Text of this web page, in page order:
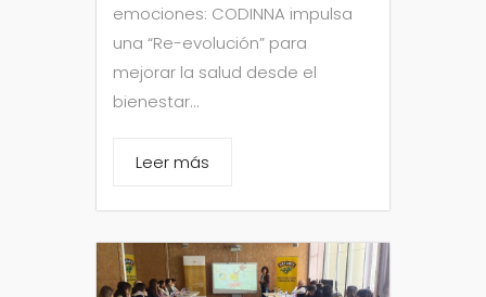
emociones: CODINNA impulsa
una “Re-evolución” para
mejorar la salud desde el
bienestar...
Leer más